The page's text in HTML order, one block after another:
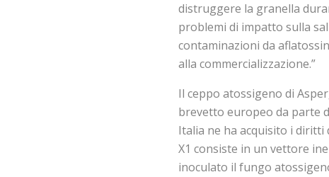
distruggere la granella
problemi di impatto sulla
contaminazioni da
alla commercializzazione.”
Il ceppo atossigeno di
brevetto europeo da parte
Italia ne ha acquisito i diritti
X1 consiste in un vettore
inoculato il fungo